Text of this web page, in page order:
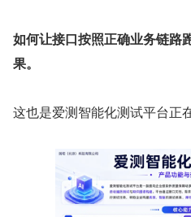
如何让接口按照正确业务链路
果。
这也是爱测智能化测试平台正